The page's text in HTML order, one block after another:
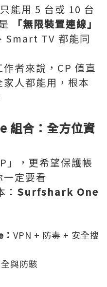
能用 5 台或 10 台
「無限裝置連線」
Smart TV 都能同
者來說，CP 值直
人都能用，根本
組合：全方位資
」，更希望保護帳
定要看
Surfshark One
VPN + 防毒 + 安全搜
與防駭